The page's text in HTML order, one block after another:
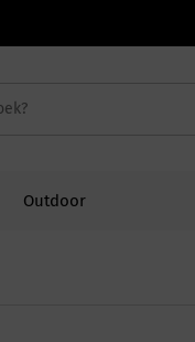
Outdoor